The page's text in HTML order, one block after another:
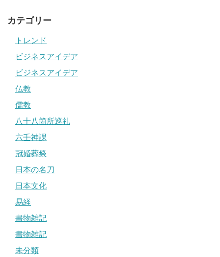
カテゴリー
トレンド
ビジネスアイデア
ビジネスアイデア
仏教
儒教
八十八箇所巡礼
六壬神課
冠婚葬祭
日本の名刀
日本文化
易経
書物雑記
書物雑記
未分類